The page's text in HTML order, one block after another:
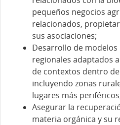
pequeños negocios
relacionados,
sus asociaciones;
Desarrollo de
regionales adaptados
de contextos dentro
incluyendo zonas
lugares más
Asegurar la
materia orgánica y su